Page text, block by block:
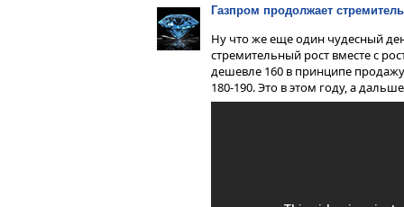
Газпром продолжает
Ну что же еще один чудесный
стремительный рост вместе с
дешевле 160 в принципе продажу
180-190. Это в этом году, а